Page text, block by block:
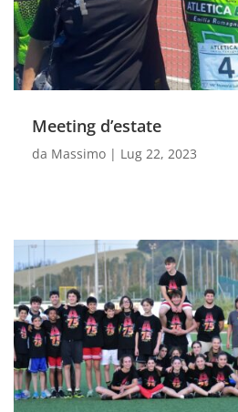
Meeting d’estate
da Massimo | Lug 22, 2023